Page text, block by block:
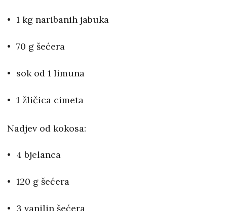
1 kg naribanih jabuka
70 g šećera
sok od 1 limuna
1 žličica cimeta
Nadjev od kokosa:
4 bjelanca
120 g šećera
3 vanilin šećera